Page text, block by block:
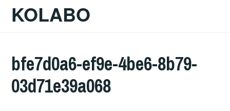
KOLABO
bfe7d0a6-ef9e-4be6-8b79-
03d71e39a068